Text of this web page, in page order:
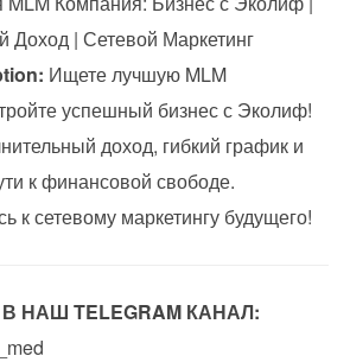
Доход | Сетевой Маркетинг
Ищете лучшую MLM
успешный бизнес с Эколиф!
доход, гибкий график и
к финансовой свободе.
к сетевому маркетингу будущего!
НАШ TELEGRAM КАНАЛ: